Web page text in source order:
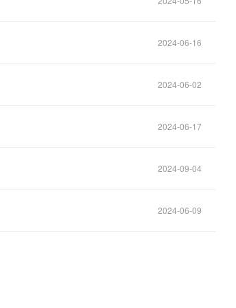
2024-06-16
2024-06-02
2024-06-17
2024-09-04
2024-06-09